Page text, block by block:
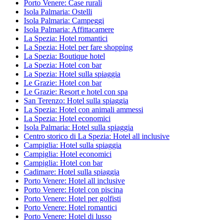
Porto Venere: Case rurali
Isola Palmaria: Ostelli
Isola Palmaria: Campeggi
Isola Palmaria: Affittacamere
La Spezia: Hotel romantici
La Spezia: Hotel per fare shopping
La Spezia: Boutique hotel
La Spezia: Hotel con bar
La Spezia: Hotel sulla spiaggia
Le Grazie: Hotel con bar
Le Grazie: Resort e hotel con spa
San Terenzo: Hotel sulla spiaggia
La Spezia: Hotel con animali ammessi
La Spezia: Hotel economici
Isola Palmaria: Hotel sulla spiaggia
Centro storico di La Spezia: Hotel all inclusive
Campiglia: Hotel sulla spiaggia
Campiglia: Hotel economici
Campiglia: Hotel con bar
Cadimare: Hotel sulla spiaggia
Porto Venere: Hotel all inclusive
Porto Venere: Hotel con piscina
Porto Venere: Hotel per golfisti
Porto Venere: Hotel romantici
Porto Venere: Hotel di lusso